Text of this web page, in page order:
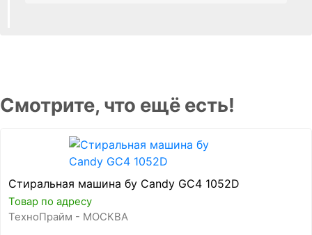
Смотрите, что ещё есть!
Стиральная машина бу Candy GC4 1052D
Товар по адресу
ТехноПрайм - МОСКВА